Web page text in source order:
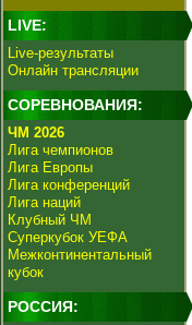
LIVE:
Live-результаты
Онлайн трансляции
СОРЕВНОВАНИЯ:
ЧМ 2026
Лига чемпионов
Лига Европы
Лига конференций
Лига наций
Клубный ЧМ
Суперкубок УЕФА
Межконтинентальный
кубок
РОССИЯ: